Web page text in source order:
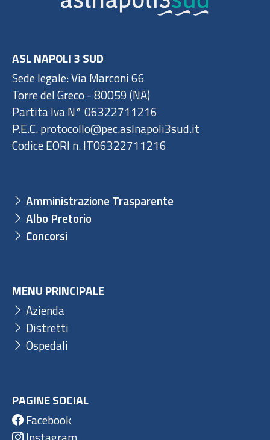
ASL NAPOLI 3 SUD
Sede legale: Via Marconi 66
Torre del Greco - 80059 (NA)
Partita Iva N° 06322711216
P.E.C. protocollo@pec.aslnapoli3sud.it
Codice EORI n. IT06322711216
Amministrazione Trasparente
Albo Pretorio
Concorsi
MENU PRINCIPALE
Azienda
Distretti
Ospedali
PAGINE SOCIAL
Facebook